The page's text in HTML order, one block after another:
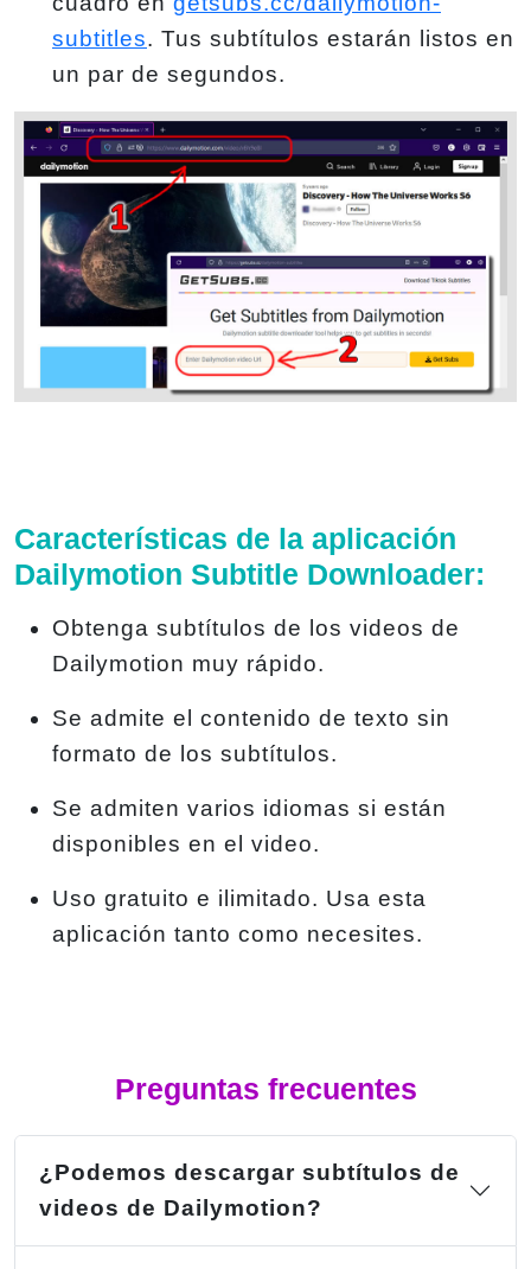
subtitles. Tus subtítulos estarán listos en
un par de segundos.
Características de la aplicación
Dailymotion Subtitle Downloader:
Obtenga subtítulos de los videos de
Dailymotion muy rápido.
Se admite el contenido de texto sin
formato de los subtítulos.
Se admiten varios idiomas si están
disponibles en el video.
Uso gratuito e ilimitado. Usa esta
aplicación tanto como necesites.
Preguntas frecuentes
¿Podemos descargar subtítulos de
videos de Dailymotion?